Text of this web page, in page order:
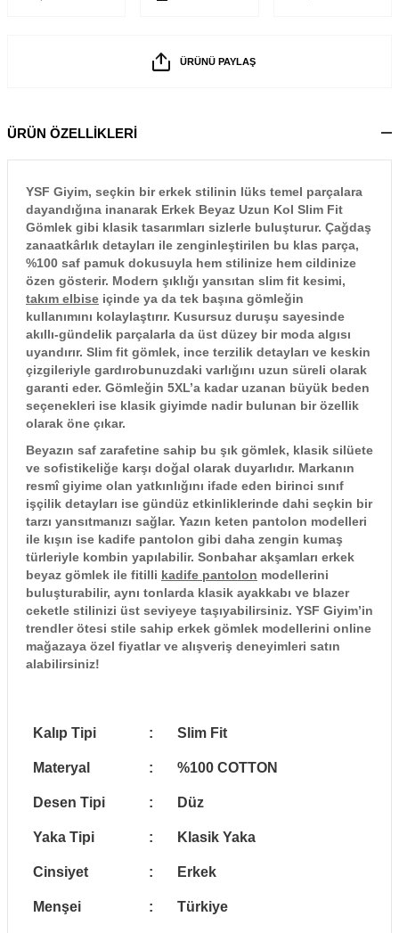
ÜRÜNÜ PAYLAŞ
ÜRÜN ÖZELLİKLERİ
YSF Giyim, seçkin bir erkek stilinin lüks temel parçalara
dayandığına inanarak Erkek Beyaz Uzun Kol Slim Fit
Gömlek gibi klasik tasarımları sizlerle buluşturur. Çağdaş
zanaatkârlık detayları ile zenginleştirilen bu klas parça,
%100 saf pamuk dokusuyla hem stilinize hem cildinize
özen gösterir. Modern şıklığı yansıtan slim fit kesimi,
takım elbise içinde ya da tek başına gömleğin
kullanımını kolaylaştırır. Kusursuz duruşu sayesinde
akıllı-gündelik parçalarla da üst düzey bir moda algısı
uyandırır. Slim fit gömlek, ince terzilik detayları ve keskin
çizgileriyle gardırobunuzdaki varlığını uzun süreli olarak
garanti eder. Gömleğin 5XL’a kadar uzanan büyük beden
seçenekleri ise klasik giyimde nadir bulunan bir özellik
olarak öne çıkar.
Beyazın saf zarafetine sahip bu şık gömlek, klasik silüete
ve sofistikeliğe karşı doğal olarak duyarlıdır. Markanın
resmî giyime olan yatkınlığını ifade eden birinci sınıf
işçilik detayları ise gündüz etkinliklerinde dahi seçkin bir
tarzı yansıtmanızı sağlar. Yazın keten pantolon modelleri
ile kışın ise kadife pantolon gibi daha zengin kumaş
türleriyle kombin yapılabilir. Sonbahar akşamları erkek
beyaz gömlek ile fitilli kadife pantolon modellerini
buluşturabilir, aynı tonlarda klasik ayakkabı ve blazer
ceketle stilinizi üst seviyeye taşıyabilirsiniz. YSF Giyim’in
trendler ötesi stile sahip erkek gömlek modellerini online
mağazaya özel fiyatlar ve alışveriş deneyimleri satın
alabilirsiniz!
Kalıp Tipi : Slim Fit
Materyal : %100 COTTON
Desen Tipi : Düz
Yaka Tipi : Klasik Yaka
Cinsiyet : Erkek
Menşei :
Türkiye